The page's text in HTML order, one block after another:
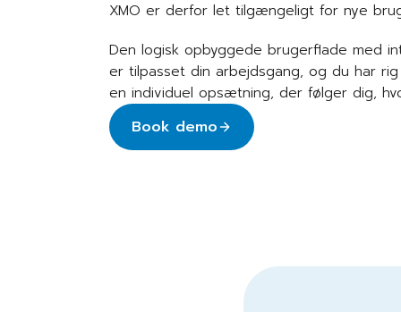
XMO er derfor let tilgængeligt for nye
Den logisk opbyggede brugerflade med
er tilpasset din arbejdsgang, og du har
en individuel opsætning, der følger dig,
Book demo